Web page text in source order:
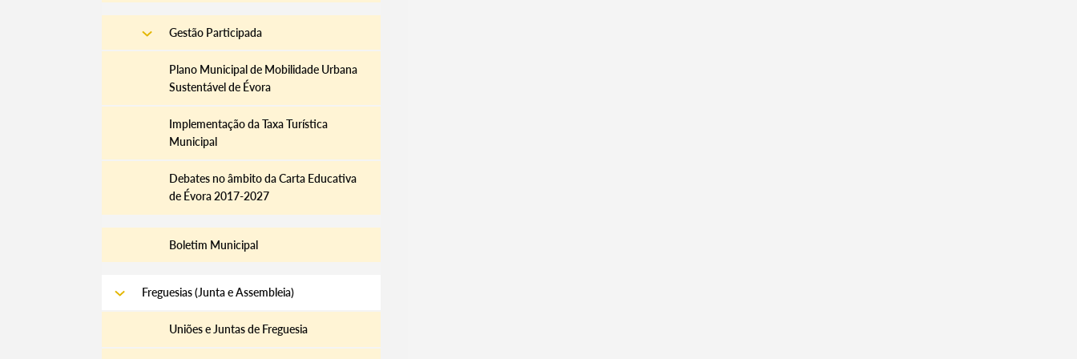
Gestão Participada
Plano Municipal de Mobilidade Urbana
Sustentável de Évora
Implementação da Taxa Turística
Municipal
Debates no âmbito da Carta Educativa
de Évora 2017-2027
Boletim Municipal
Freguesias (Junta e Assembleia)
Uniões e Juntas de Freguesia